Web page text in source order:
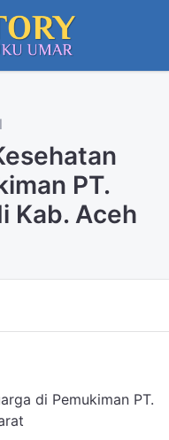
PT.
Kab. Aceh
di Pemukiman PT.